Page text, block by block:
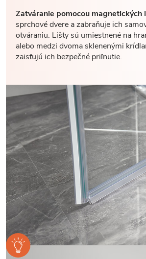
Zatváranie pomocou magnetických
sprchové dvere a zabraňuje ich
otváraniu. Lišty sú umiestnené na
alebo medzi dvoma sklenenými
zaisťujú ich bezpečné priľnutie.